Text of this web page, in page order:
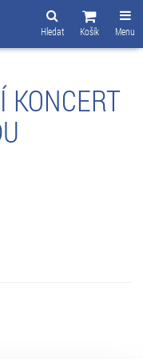
Menu
Košík
Hledat
KONCERT